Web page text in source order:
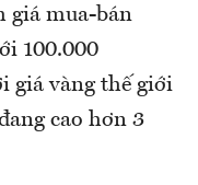
giá mua-bán
100.000
giá vàng thế giới
cao hơn 3